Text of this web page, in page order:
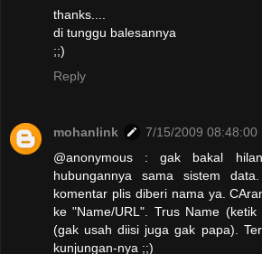
thanks....
di tunggu balesannya
;;)
Reply
mohanlink
7/15/2009 08:48:00
@anonymous : gak bakal
hubungannya sama sistem
komentar plis diberi nama ya.
ke "Name/URL". Trus Name
(gak usah diisi juga gak papa).
kunjungan-nya ;;)